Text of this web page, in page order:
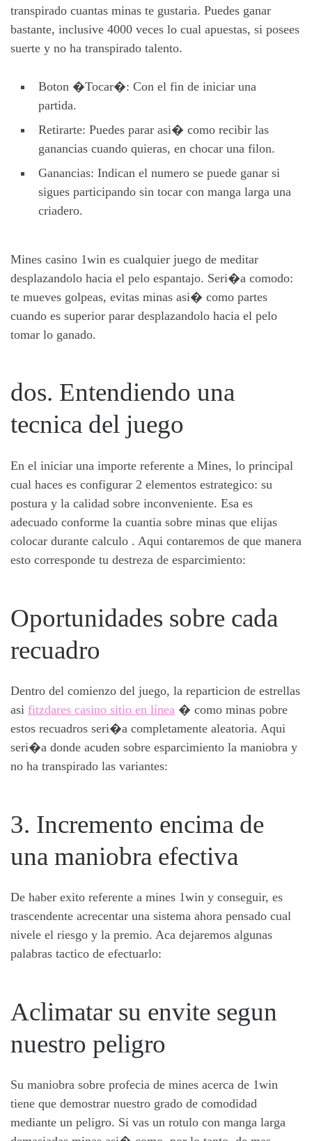
transpirado cuantas minas te gustaria. Puedes ganar
bastante, inclusive 4000 veces lo cual apuestas, si posees
suerte y no ha transpirado talento.
Boton �Tocar�: Con el fin de iniciar una
partida.
Retirarte: Puedes parar asi� como recibir las
ganancias cuando quieras, en chocar una filon.
Ganancias: Indican el numero se puede ganar si
sigues participando sin tocar con manga larga una
criadero.
Mines casino 1win es cualquier juego de meditar
desplazandolo hacia el pelo espantajo. Seri�a comodo:
te mueves golpeas, evitas minas asi� como partes
cuando es superior parar desplazandolo hacia el pelo
tomar lo ganado.
dos. Entendiendo una
tecnica del juego
En el iniciar una importe referente a Mines, lo principal
cual haces es configurar 2 elementos estrategico: su
postura y la calidad sobre inconveniente. Esa es
adecuado conforme la cuantia sobre minas que elijas
colocar durante calculo . Aqui contaremos de que manera
esto corresponde tu destreza de esparcimiento:
Oportunidades sobre cada
recuadro
Dentro del comienzo del juego, la reparticion de estrellas
asi fitzdares casino sitio en línea � como minas pobre
estos recuadros seri�a completamente aleatoria. Aqui
seri�a donde acuden sobre esparcimiento la maniobra y
no ha transpirado las variantes:
3. Incremento encima de
una maniobra efectiva
De haber exito referente a mines 1win y conseguir, es
trascendente acrecentar una sistema ahora pensado cual
nivele el riesgo y la premio. Aca dejaremos algunas
palabras tactico de efectuarlo:
Aclimatar su envite segun
nuestro peligro
Su maniobra sobre profecia de mines acerca de 1win
tiene que demostrar nuestro grado de comodidad
mediante un peligro. Si vas un rotulo con manga larga